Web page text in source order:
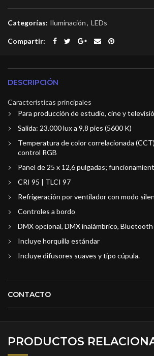
Categorías: Iluminación, LEDs
Compartir
DESCRIPCIÓN
Características principales
Para producción de estudio, cine y
Salida: 23.000 lux a 9,8 pies (5600 K)
Temperatura de color correlacionada
control RGB
Panel de 25 x 12,6 pulgadas;
CRI 95 | TLCI 97
Refrigeración por ventilador con modo
Controles a bordo
DMX opcional, DMX inalámbrico, Bluetooth
Incluye horquilla estándar
Incluye difusores suaves y tipo cúpula.
CONTACTO
PRODUCTOS